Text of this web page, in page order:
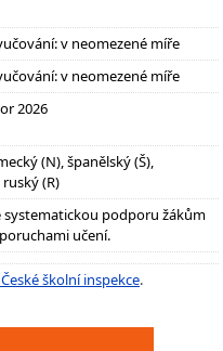
v neomezené míře
v neomezené míře
2026
(N), španělský (Š),
(R)
systematickou podporu žákům
učení.
školní inspekce.